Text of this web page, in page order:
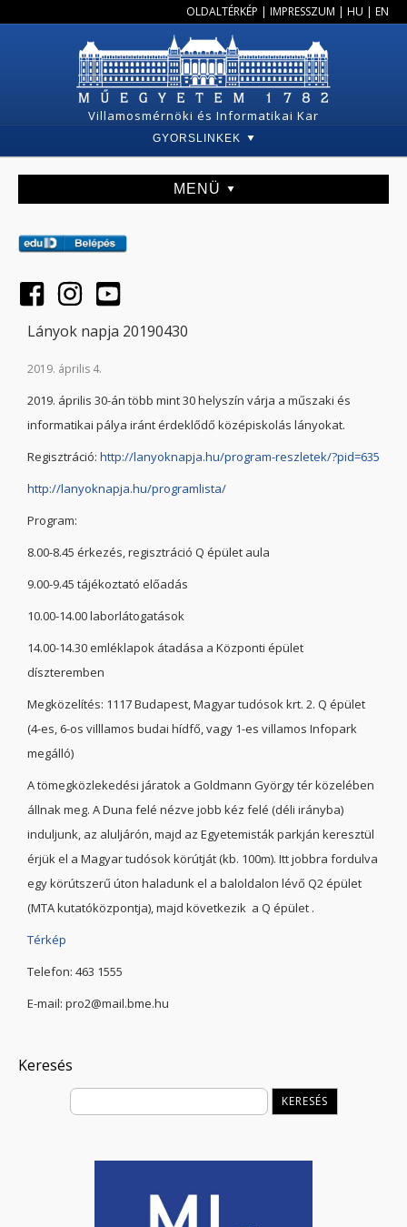
OLDALTÉRKÉP | IMPRESSZUM | HU | EN
Villamosmérnöki és Informatikai Kar
GYORSLINKEK
MENÜ
Lányok napja 20190430
2019. április 4.
2019. április 30-án több mint 30 helyszín várja a műszaki és
informatikai pálya iránt érdeklődő középiskolás lányokat.
Regisztráció: http://lanyoknapja.hu/program-reszletek/?pid=635
http://lanyoknapja.hu/programlista/
Program:
8.00-8.45 érkezés, regisztráció Q épület aula
9.00-9.45 tájékoztató előadás
10.00-14.00 laborlátogatások
14.00-14.30 emléklapok átadása a Központi épület
díszteremben
Megközelítés: 1117 Budapest, Magyar tudósok krt. 2. Q épület
(4-es, 6-os villlamos budai hídfő, vagy 1-es villamos Infopark
megálló)
A tömegközlekedési járatok a Goldmann György tér közelében
állnak meg. A Duna felé nézve jobb kéz felé (déli irányba)
induljunk, az aluljárón, majd az Egyetemisták parkján keresztül
érjük el a Magyar tudósok körútját (kb. 100m). Itt jobbra fordulva
egy körútszerű úton haladunk el a baloldalon lévő Q2 épület
(MTA kutatóközpontja), majd következik a Q épület .
Térkép
Telefon: 463 1555
E-mail: pro2@mail.bme.hu
Keresés